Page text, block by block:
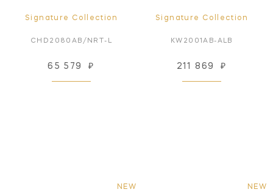
Signature Collection
CHD2080AB/NRT-L
65 579 ₽
Signature Collection
KW2001AB-ALB
211 869 ₽
NEW NEW